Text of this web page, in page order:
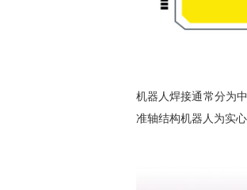
机器人焊接通常分为
准轴结构机器人为实